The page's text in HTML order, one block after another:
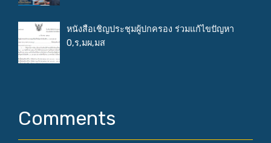
หนังสือเชิญประชุมผู้ปกครอง ร่วมแก้ไขปัญหา
0,ร,มผ,มส
Comments